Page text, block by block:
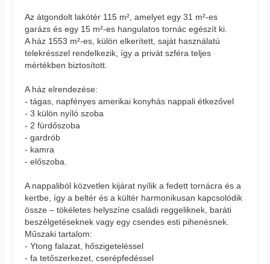
Az átgondolt lakótér 115 m², amelyet egy 31 m²-es
garázs és egy 15 m²-es hangulatos tornác egészít ki.
A ház 1553 m²-es, külön elkerített, saját használatú
telekrésszel rendelkezik, így a privát szféra teljes
mértékben biztosított.
A ház elrendezése:
- tágas, napfényes amerikai konyhás nappali étkezővel
- 3 külön nyíló szoba
- 2 fürdőszoba
- gardrób
- kamra
- előszoba.
A nappaliból közvetlen kijárat nyílik a fedett tornácra és a
kertbe, így a beltér és a kültér harmonikusan kapcsolódik
össze – tökéletes helyszíne családi reggeliknek, baráti
beszélgetéseknek vagy egy csendes esti pihenésnek.
Műszaki tartalom:
- Ytong falazat, hőszigeteléssel
- fa tetőszerkezet, cserépfedéssel